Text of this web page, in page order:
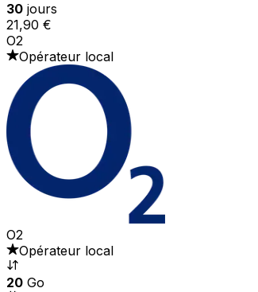
30 jours
21,90 €
O2
Opérateur local
O2
Opérateur local
20 Go